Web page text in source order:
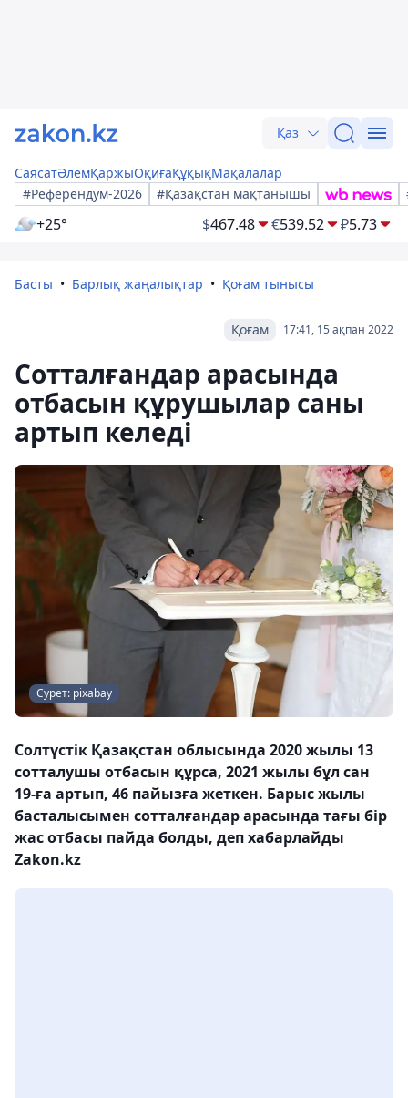
Қаз
СаясатӘлемҚаржыОқиғаҚұқықМақалалар
#Референдум-2026
#Қазақстан мақтанышы
+25° $467.48 €539.52 ₽5.73
Басты Барлық жаңалықтар Қоғам тынысы
17:41, 15 ақпан 2022
Қоғам
Сотталғандар арасында
отбасын құрушылар саны
артып келеді
Сурет: pixabay
Солтүстік Қазақстан облысында 2020 жылы 13
сотталушы отбасын құрса, 2021 жылы бұл сан
19-ға артып, 46 пайызға жеткен. Барыс жылы
басталысымен сотталғандар арасында тағы бір
жас отбасы пайда болды, деп хабарлайды
Zakon.kz